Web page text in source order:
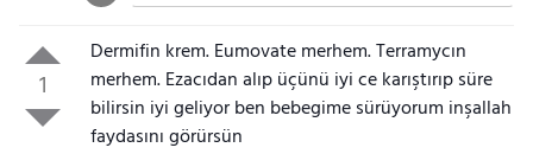
1
Dermifin krem. Eumovate merhem. Terramycın
merhem. Ezacıdan alıp üçünü iyi ce karıştırıp süre
bilirsin iyi geliyor ben bebegime sürüyorum inşallah
faydasını görürsün